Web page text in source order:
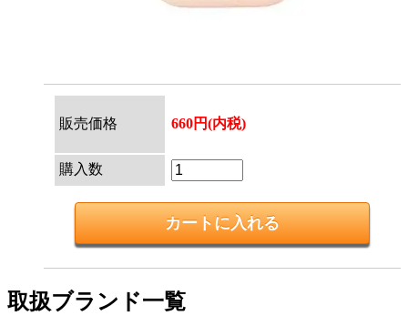
販売価格 660円(内税)
購入数
取扱ブランド一覧